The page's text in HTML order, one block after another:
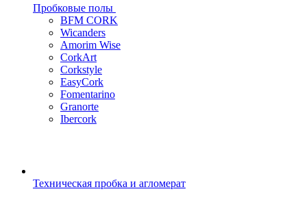
Пробковые полы
BFM CORK
Wicanders
Amorim Wise
CorkArt
Corkstyle
EasyCork
Fomentarino
Granorte
Ibercork
Техническая пробка и агломерат